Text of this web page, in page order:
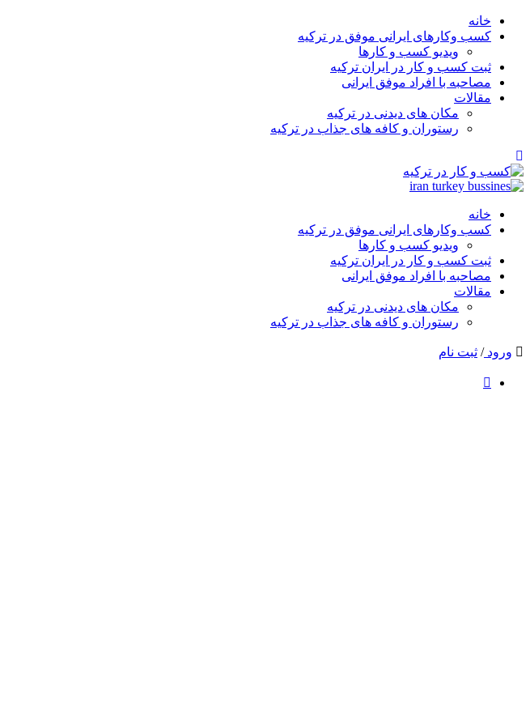
خانه
کسب وکارهای ایرانی موفق در ترکیه
ویدیو کسب و کارها
ثبت کسب و کار در ایران ترکیه
مصاحبه با افراد موفق ایرانی
مقالات
مکان های دیدنی در ترکیه
رستوران و کافه های جذاب در ترکیه
خانه
کسب وکارهای ایرانی موفق در ترکیه
ویدیو کسب و کارها
ثبت کسب و کار در ایران ترکیه
مصاحبه با افراد موفق ایرانی
مقالات
مکان های دیدنی در ترکیه
رستوران و کافه های جذاب در ترکیه
ورود/ ثبت نام